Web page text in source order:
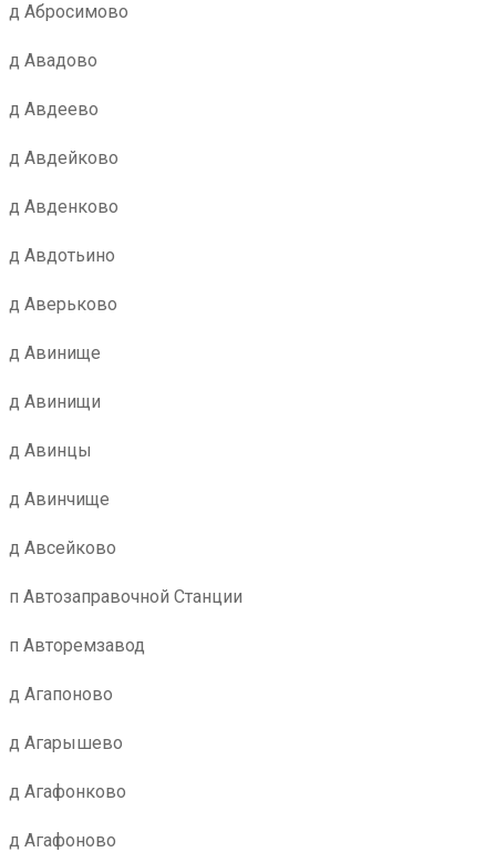
д Абросимово
д Авадово
д Авдеево
д Авдейково
д Авденково
д Авдотьино
д Аверьково
д Авинище
д Авинищи
д Авинцы
д Авинчище
д Авсейково
п Автозаправочной Станции
п Авторемзавод
д Агапоново
д Агарышево
д Агафонково
д Агафоново